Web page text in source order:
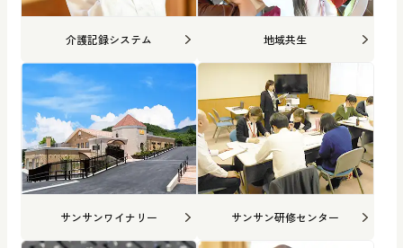
介護記録システム 地域共生
サンサンワイナリー サンサン研修センター